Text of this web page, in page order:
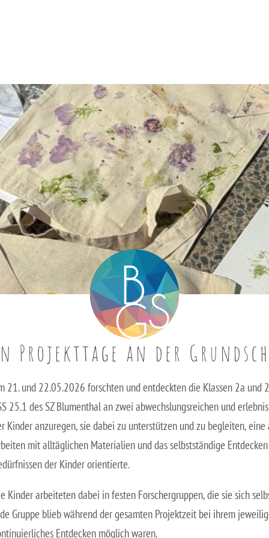
Projekttage an der
21. und 22.05.2026 forschten und entdeckten die Klassen 2a und
25.1 des SZ Blumenthal an zwei abwechslungsreichen und
Kinder anzuregen, sie dabei zu unterstützen und zu begleiten,
mit alltäglichen Materialien und das selbstständige
der Kinder orientierte.
Kinder arbeiteten dabei in festen Forschergruppen, die sie sich
Gruppe blieb während der gesamten Projektzeit bei ihrem
Entdecken möglich waren.